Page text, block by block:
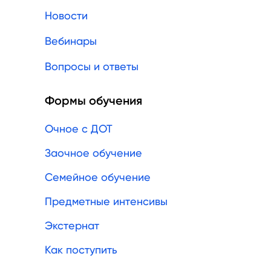
Новости
Вебинары
Вопросы и ответы
Формы обучения
Заочное обучение
Очное с ДОТ
Семейное обучение
Предметные интенсивы
Как поступить
Экстернат